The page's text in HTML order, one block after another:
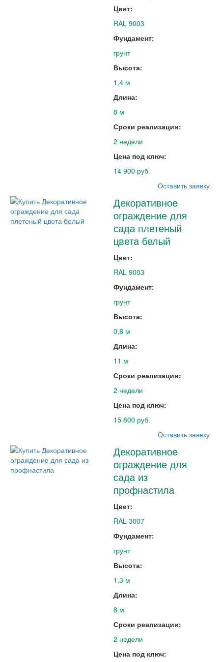
Цвет:
RAL 9003
Фундамент:
грунт
Высота:
1,4 м
Длина:
8 м
Сроки реализации:
2 недели
Цена под ключ:
14 900 руб.
Оставить заявку
Декоративное
ограждение для
сада плетеный
цвета белый
Цвет:
RAL 9003
Фундамент:
грунт
Высота:
0,8 м
Длина:
11 м
Сроки реализации:
2 недели
Цена под ключ:
15 800 руб.
Оставить заявку
Декоративное
ограждение для
сада из
профнастила
Цвет:
RAL 3007
Фундамент:
грунт
Высота:
1,3 м
Длина:
8 м
Сроки реализации:
2 недели
Цена под ключ: